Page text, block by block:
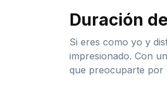
Duración
Si eres como yo y
impresionado. Con
que preocuparte por